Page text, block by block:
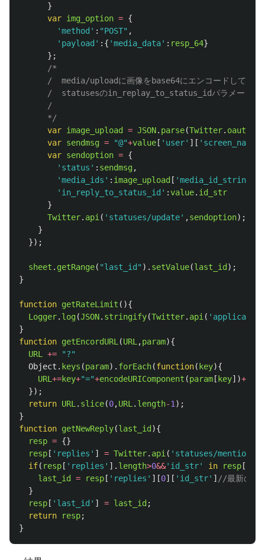
}
var img_option = {
'method ' : "POST" ,
' payload ' :{ 'media_data' : resp_64}
};
/*
/  media/uploadに画像をbase64にエンコードして
/  statusesのin_replay_to_status_idパラメータに
      /
      */
var image_upload = JSON. parse(Twitter. oauth
var sendmsg = "@"+value [ ' user' ][ ' screen_name
var sendoption = {
' status ' : sendmsg,
'media_ids ' : image_upload [ 'media_id_string
' in_reply_to_status_id ' :value. id_str
}
Twitter. api ( ' statuses/update' ,sendoption);
}
});
sheet . getRange( "last_id " ). setValue(last_id );
}
function getRateLimit (){
Logger. log(JSON. stringify(Twitter. api ( '
}
function getEncordURL (URL ,param){
URL
+= "?"
Object . keys (param). forEach(function( key){
URL +=key+"="+encodeURIComponent (param [ key])+
});
return URL . slice(0,URL . length-1 );
}
function getNewReply(last_id ){
resp = {}
resp [ ' replies ' ] = Twitter. api ( ' statuses/
if( resp [ ' replies ' ]. length>0&&' id_str' in resp [
last_id
= resp [ ' replies ' ][0][ ' id_str' ] //最新のID
}
resp [ ' last_id ' ] = last_id ;
return
resp;
}